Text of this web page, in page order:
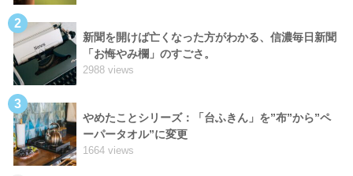
2
新聞を開けば亡くなった方がわかる、信濃毎日新聞
「お悔やみ欄」のすごさ。
2988 views
3
やめたことシリーズ：「台ふきん」を”布”から”ペ
ーパータオル”に変更
1664 views